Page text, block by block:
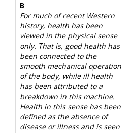
B
For much of recent Western
history, health has been
viewed in the physical sense
only. That is, good health has
been connected to the
smooth mechanical operation
of the body, while ill health
has been attributed to a
breakdown in this machine.
Health in this sense has been
defined as the absence of
disease or illness and is seen